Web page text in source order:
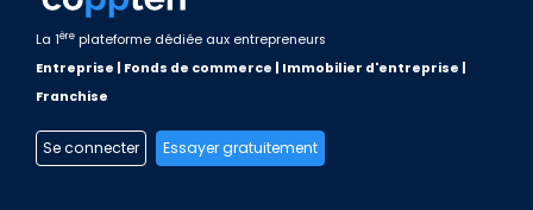
La 1ère plateforme dédiée aux entrepreneurs
Entreprise | Fonds de commerce | Immobilier d'entreprise |
Franchise
Se connecter Essayer gratuitement